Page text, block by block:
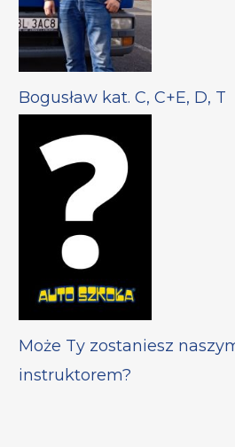
Bogusław kat. C, C+E, D, T
Może Ty zostaniesz
instruktorem?